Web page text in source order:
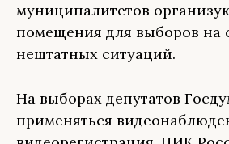
муниципалитетов
помещения для выборов на
нештатных ситуаций.
На выборах депутатов
применяться